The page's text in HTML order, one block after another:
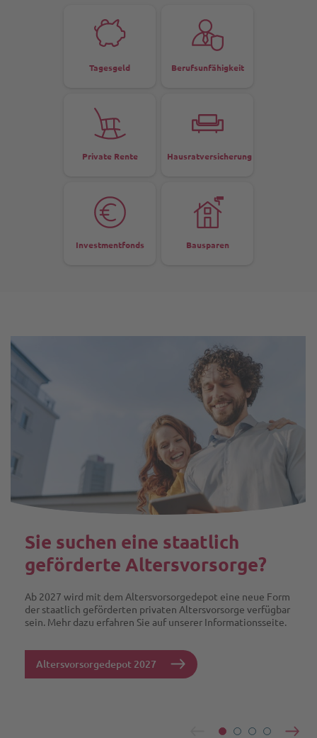
Tagesgeld Berufsunfähigkeit
Private Rente Hausratversicherung
Investmentfonds Bausparen
Sie suchen eine staatlich
geförderte Altersvorsorge?
Ab 2027 wird mit dem Altersvorsorgedepot eine neue Form
der staatlich geförderten privaten Altersvorsorge verfügbar
sein. Mehr dazu erfahren Sie auf unserer Informationsseite.
Altersvorsorgedepot 2027